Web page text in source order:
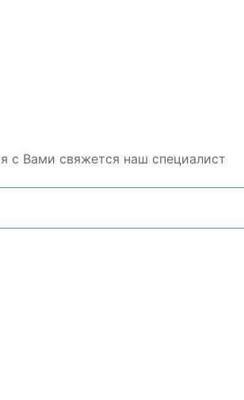
с Вами свяжется наш специалист